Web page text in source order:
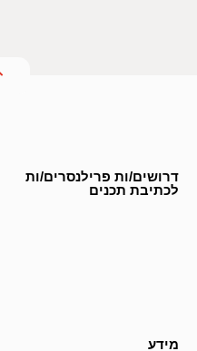
דרושים/ות פרילנסרים/ות
לכתיבת תכנים
מידע